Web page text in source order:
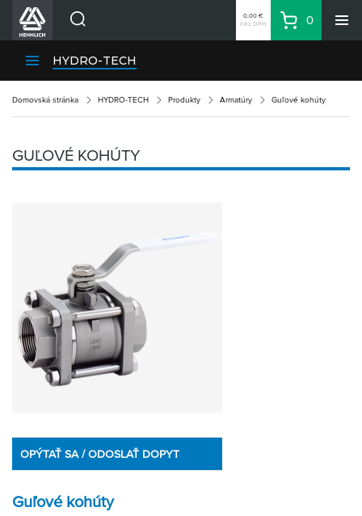
Divízie HENNLICH
O firme
Nákupný zoznam
Partner Zone
0,00 €
bez DPH
Košík
0
HYDRO-TECH
Domovská stránka HYDRO-TECH Produkty Armatúry Guľové kohúty
GUĽOVÉ KOHÚTY
OPÝTAŤ SA / ODOSLAŤ DOPYT
Guľové kohúty